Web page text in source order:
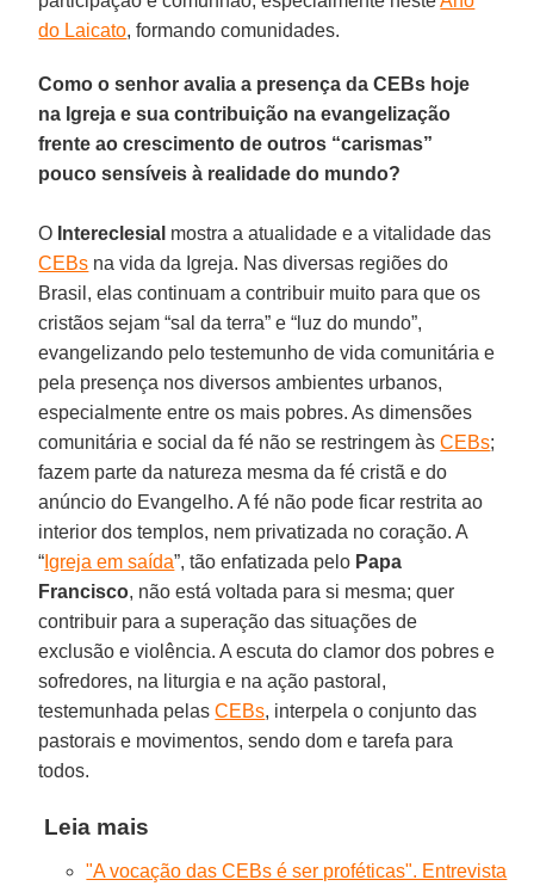
do Laicato, formando comunidades.
Como o senhor avalia a presença da CEBs hoje
na Igreja e sua contribuição na evangelização
frente ao crescimento de outros “carismas”
pouco sensíveis à realidade do mundo?
O Intereclesial mostra a atualidade e a vitalidade das
CEBs na vida da Igreja. Nas diversas regiões do
Brasil, elas continuam a contribuir muito para que os
cristãos sejam “sal da terra” e “luz do mundo”,
evangelizando pelo testemunho de vida comunitária e
pela presença nos diversos ambientes urbanos,
especialmente entre os mais pobres. As dimensões
comunitária e social da fé não se restringem àsCEBs;
fazem parte da natureza mesma da fé cristã e do
anúncio do Evangelho. A fé não pode ficar restrita ao
interior dos templos, nem privatizada no coração. A
“ Igreja em saída”, tão enfatizada pelo Papa
Francisco, não está voltada para si mesma; quer
contribuir para a superação das situações de
exclusão e violência. A escuta do clamor dos pobres e
sofredores, na liturgia e na ação pastoral,
testemunhada pelasCEBs, interpela o conjunto das
pastorais e movimentos, sendo dom e tarefa para
todos.
Leia mais
"A vocação das CEBs é ser proféticas". Entrevista